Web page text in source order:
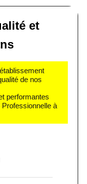
et
de nos
performantes
à